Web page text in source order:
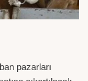
pazarları